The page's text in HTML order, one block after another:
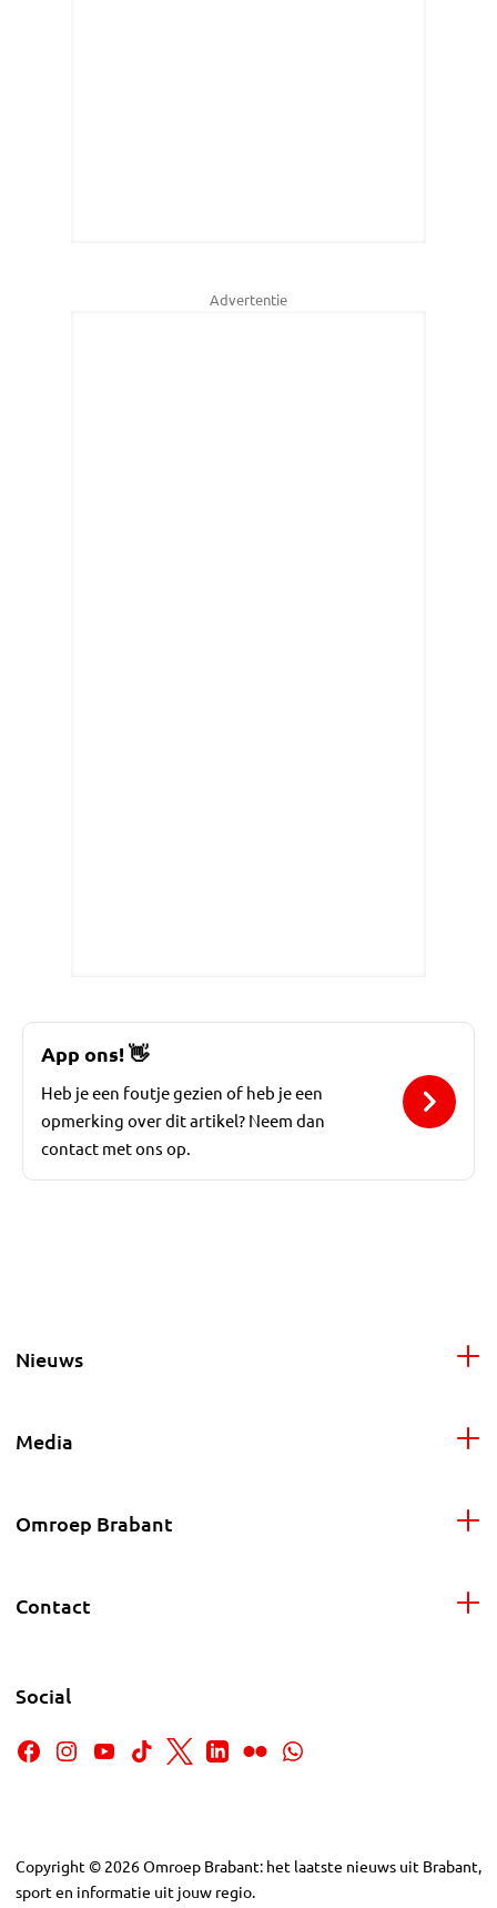
Advertentie
App ons!👋
Heb je een foutje gezien of heb je een
opmerking over dit artikel? Neem dan
contact met ons op.
Nieuws
Media
Omroep Brabant
Contact
Social
Copyright © 2026Omroep Brabant: het laatste nieuws uit Brabant,
sport en informatie uit jouw regio.